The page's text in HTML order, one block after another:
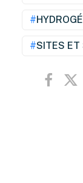
SITES ET